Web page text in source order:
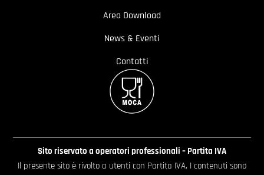
Area Download
News & Eventi
Contatti
Sito riservato a operatori professionali – Partita IVA
Il presente sito è rivolto a utenti con Partita IVA. I contenuti sono